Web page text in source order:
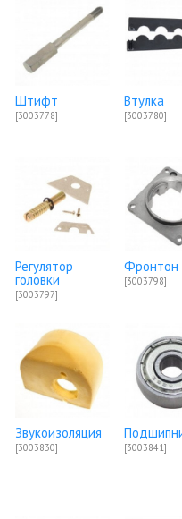
Штифт
[3003778]
Втулка
[3003780]
Регулятор
головки
[3003797]
Фронтон
[3003798]
Звукоизоляция
[3003830] [3003841]